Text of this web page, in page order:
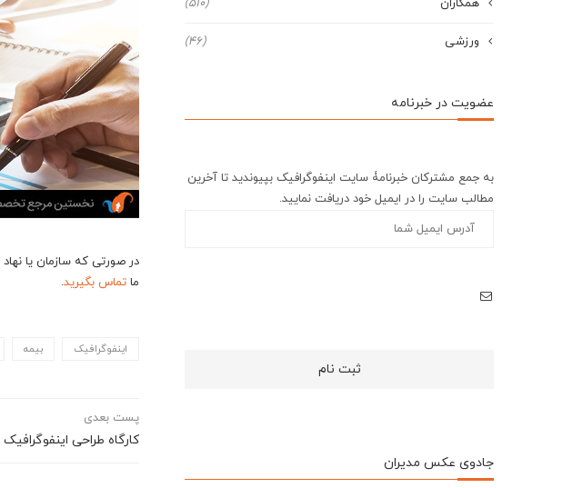
ماتماس بگیرید.
اینفوگرافیک بیمه
پست بعدی
کارگاه طراحی اینفوگرافیک
همکاران (510)
ورزشی (46)
عضویت در خبرنامه
به جمع مشترکان خبرنامۀ سایت اینفوگرافیک بپیوندید تا آخرین
مطالب سایت را در ایمیل خود دریافت نمایید.
جادوی عکس مدیران